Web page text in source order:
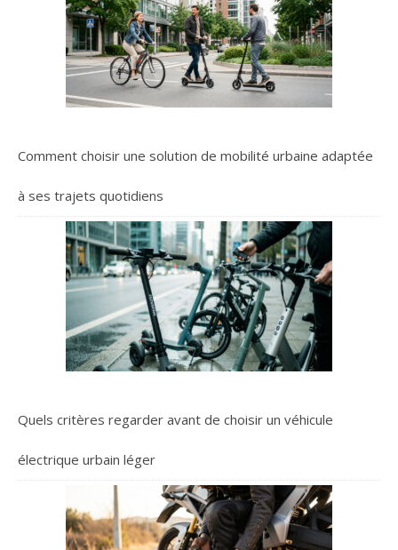
Comment choisir une solution de mobilité urbaine adaptée
à ses trajets quotidiens
Quels critères regarder avant de choisir un véhicule
électrique urbain léger